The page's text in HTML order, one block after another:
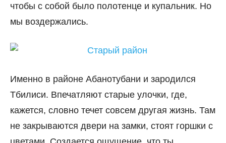
чтобы с собой было полотенце и купальник. Но
мы воздержались.
Именно в районе Абанотубани и зародился
Тбилиси. Впечатляют старые улочки, где,
кажется, словно течет совсем другая жизнь. Там
не закрываются двери на замки, стоят горшки с